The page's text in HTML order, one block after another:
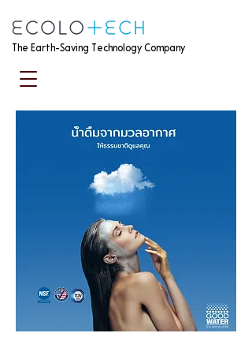
The Earth-Saving Technology Company